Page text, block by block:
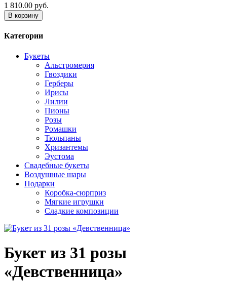
1 810.00 руб.
В корзину
Категории
Букеты
Альстромерия
Гвоздики
Герберы
Ирисы
Лилии
Пионы
Розы
Ромашки
Тюльпаны
Хризантемы
Эустома
Свадебные букеты
Воздушные шары
Подарки
Коробка-сюрприз
Мягкие игрушки
Сладкие композиции
Букет из 31 розы
«Девственница»